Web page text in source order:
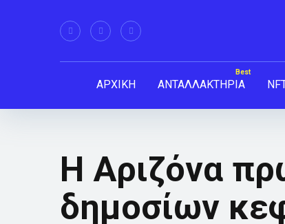
ΑΡΧΙΚΗ ΑΝΤΑΛΛΑΚΤΗΡΙΑ
Η Αριζόνα
δημοσίων